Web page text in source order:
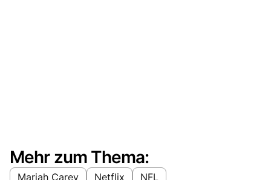
Mehr zum Thema:
Mariah Carey Netflix NFL